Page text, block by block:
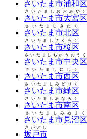
さいたま市浦和区
さいたま市大宮区
さいたましおおみやく
さいたま市北区
さいたましきたく
さいたま市桜区
さいたましさくらく
さいたま市中央区
さいたましちゅうおうく
さいたま市西区
さいたましにしく
さいたま市緑区
さいたましみどりく
さいたま市南区
さいたましみなみく
さいたま市見沼区
さいたましみぬまく
坂戸市
さかどし